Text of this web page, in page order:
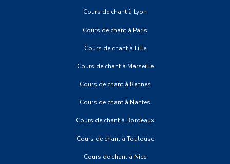
Cours de chant à Lyon
Cours de chant à Paris
Cours de chant à Lille
Cours de chant à Marseille
Cours de chant à Rennes
Cours de chant à Nantes
Cours de chant à Bordeaux
Cours de chant à Toulouse
Cours de chant à Nice